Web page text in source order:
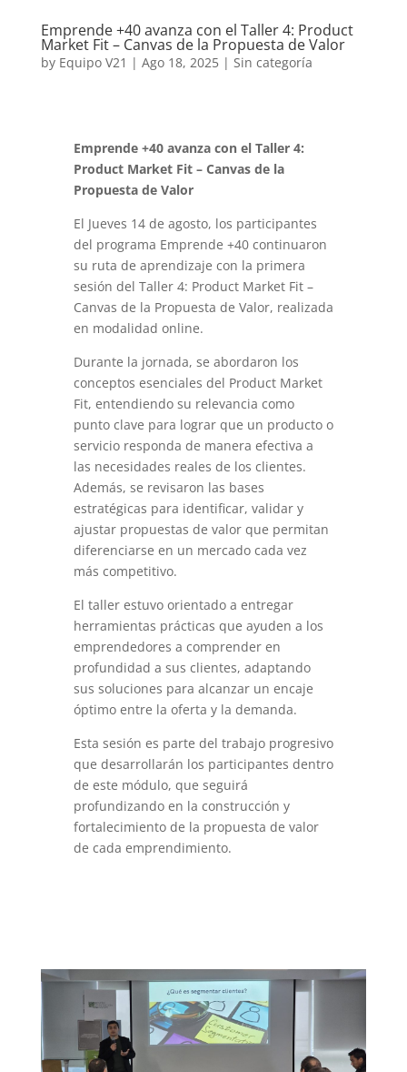
Emprende +40 avanza con el Taller 4: Product
Market Fit – Canvas de la Propuesta de Valor
by Equipo V21 | Ago 18, 2025| Sin categoría
Emprende +40 avanza con el Taller 4:
Product Market Fit – Canvas de la
Propuesta de Valor
El Jueves 14 de agosto, los participantes
del programa Emprende +40 continuaron
su ruta de aprendizaje con la primera
sesión del Taller 4: Product Market Fit –
Canvas de la Propuesta de Valor, realizada
en modalidad online.
Durante la jornada, se abordaron los
conceptos esenciales del Product Market
Fit, entendiendo su relevancia como
punto clave para lograr que un producto o
servicio responda de manera efectiva a
las necesidades reales de los clientes.
Además, se revisaron las bases
estratégicas para identificar, validar y
ajustar propuestas de valor que permitan
diferenciarse en un mercado cada vez
más competitivo.
El taller estuvo orientado a entregar
herramientas prácticas que ayuden a los
emprendedores a comprender en
profundidad a sus clientes, adaptando
sus soluciones para alcanzar un encaje
óptimo entre la oferta y la demanda.
Esta sesión es parte del trabajo progresivo
que desarrollarán los participantes dentro
de este módulo, que seguirá
profundizando en la construcción y
fortalecimiento de la propuesta de valor
de cada emprendimiento.